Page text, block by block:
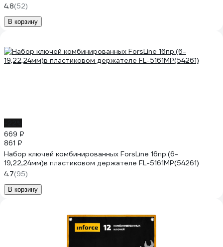
4.8(52)
В корзину
669 ₽
861 ₽
Набор ключей комбинированных ForsLine 16пр.(6-
19,22,24мм)в пластиковом держателе FL-5161MP(54261)
4.7(95)
В корзину